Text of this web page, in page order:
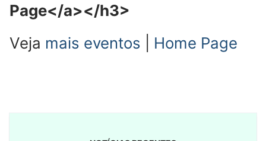
Page</a></h3>
Veja mais eventos Home Page